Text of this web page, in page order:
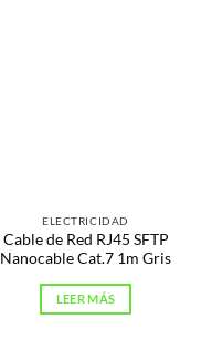
ELECTRICIDAD
Cable de Red RJ45 SFTP
Nanocable Cat.7 1m Gris
LEER MÁS